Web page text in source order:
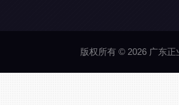
版权所有 © 2026 广东